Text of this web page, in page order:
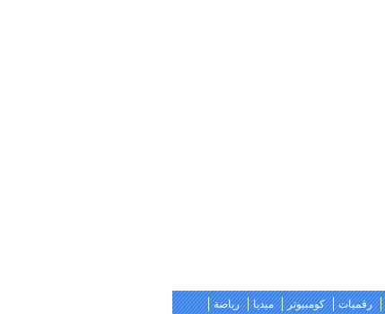
رقميات كومبيوتر ميديا
رياضة